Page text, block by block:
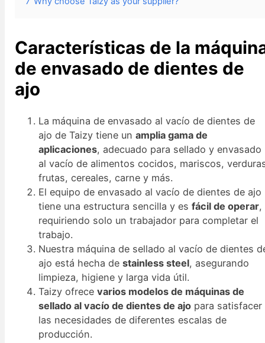
Características de la
de envasado de dientes de
ajo
La máquina de envasado al vacío de dientes de
ajo de Taizy tiene unamplia gama de
aplicaciones, adecuado para sellado y envasado
al vacío de alimentos cocidos, mariscos,
frutas, cereales, carne y más.
El equipo de envasado al vacío de dientes de ajo
tiene una estructura sencilla y esfácil de operar,
requiriendo solo un trabajador para completar el
trabajo.
Nuestra máquina de sellado al vacío de dientes
ajo está hecha destainless steel, asegurando
limpieza, higiene y larga vida útil.
Taizy ofrecevarios modelos de máquinas de
sellado al vacío de dientes de ajo para satisfacer
las necesidades de diferentes escalas de
producción.